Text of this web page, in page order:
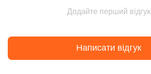
Додайте перший відгук
Написати відгук